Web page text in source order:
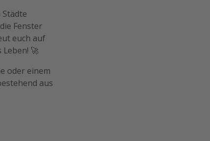
Fenster
euch auf
🚀
oder einem
aus